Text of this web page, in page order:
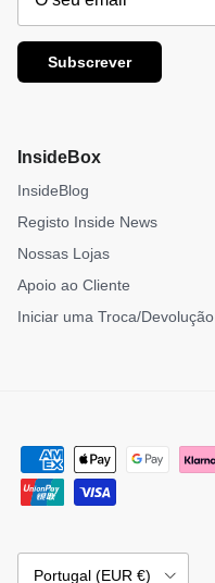
Subscrever
InsideBox
InsideBlog
Registo Inside News
Nossas Lojas
Apoio ao Cliente
Iniciar uma Troca/Devolução
País/Região
Portugal (EUR €)